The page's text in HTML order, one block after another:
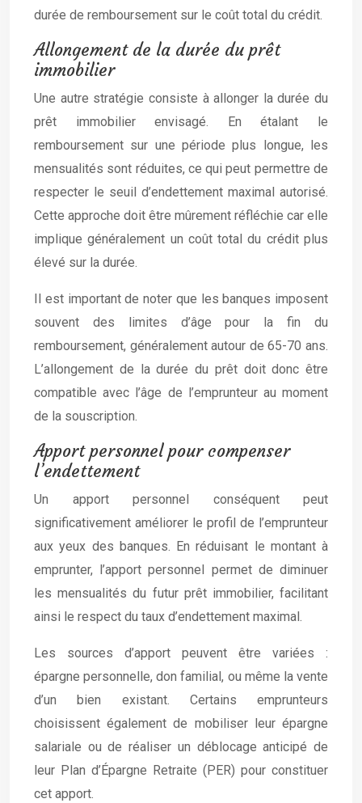
durée de remboursement sur le coût total du crédit.
Allongement de la durée du prêt
immobilier
Une autre stratégie consiste à allonger la durée du
prêt immobilier envisagé. En étalant le
remboursement sur une période plus longue, les
mensualités sont réduites, ce qui peut permettre de
respecter le seuil d’endettement maximal autorisé.
Cette approche doit être mûrement réfléchie car elle
implique généralement un coût total du crédit plus
élevé sur la durée.
Il est important de noter que les banques imposent
souvent des limites d’âge pour la fin du
remboursement, généralement autour de 65-70 ans.
L’allongement de la durée du prêt doit donc être
compatible avec l’âge de l’emprunteur au moment
de la souscription.
Apport personnel pour compenser
l’endettement
Un apport personnel conséquent peut
significativement améliorer le profil de l’emprunteur
aux yeux des banques. En réduisant le montant à
emprunter, l’apport personnel permet de diminuer
les mensualités du futur prêt immobilier, facilitant
ainsi le respect du taux d’endettement maximal.
Les sources d’apport peuvent être variées :
épargne personnelle, don familial, ou même la vente
d’un bien existant. Certains emprunteurs
choisissent également de mobiliser leur épargne
salariale ou de réaliser un déblocage anticipé de
leur Plan d’Épargne Retraite (PER) pour constituer
cet apport.